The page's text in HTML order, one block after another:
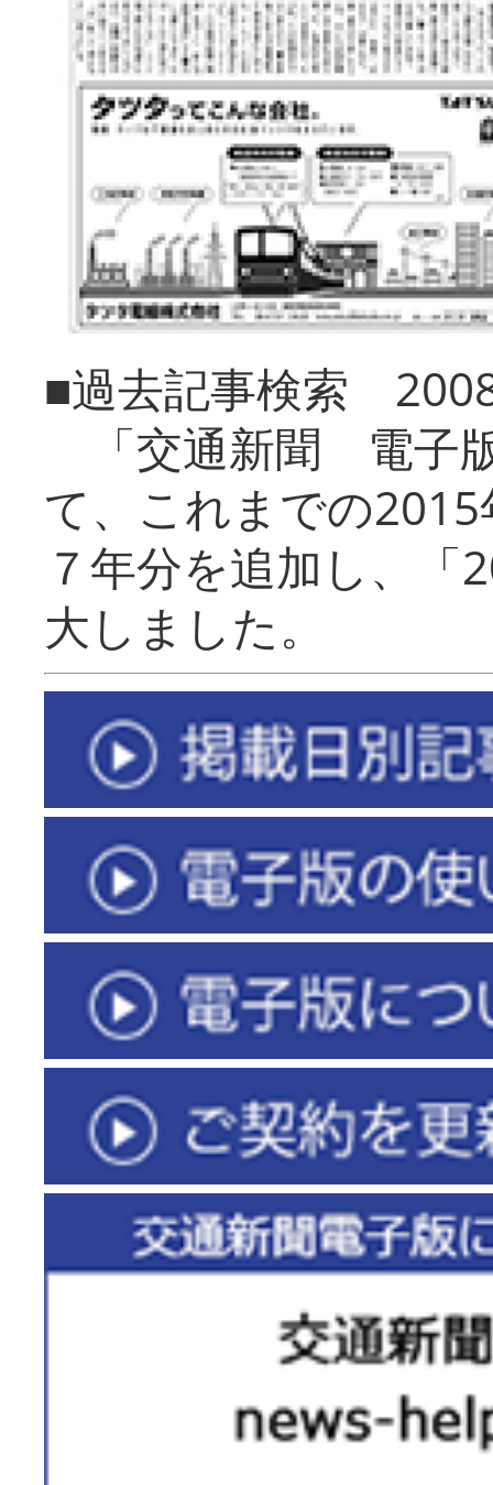
■過去記事検索
「交通新聞 電子
て、これまでの
７年分を追加し、「
大しまし